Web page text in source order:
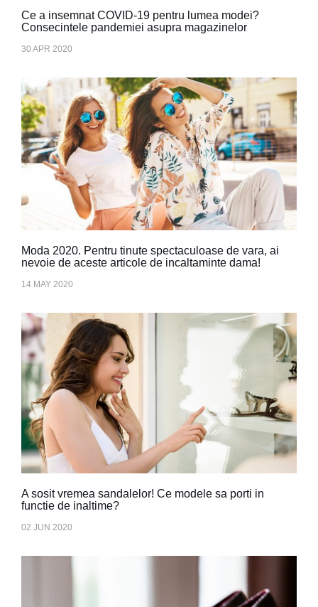
Ce a insemnat COVID-19 pentru lumea modei?
Consecintele pandemiei asupra magazinelor
30 APR 2020
Moda 2020. Pentru tinute spectaculoase de vara, ai
nevoie de aceste articole de incaltaminte dama!
14 MAY 2020
A sosit vremea sandalelor! Ce modele sa porti in
functie de inaltime?
02 JUN 2020